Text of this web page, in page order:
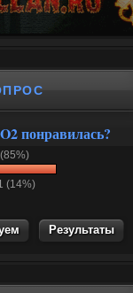
понравилась?
(14%)
Результаты